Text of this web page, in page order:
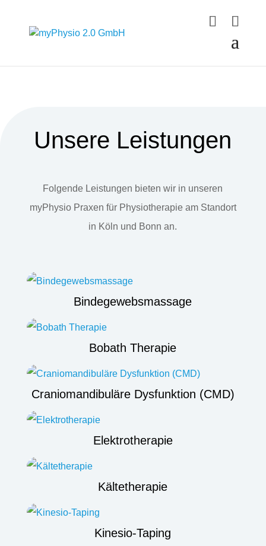
Unsere Leistungen
Folgende Leistungen bieten wir in unseren
myPhysio Praxen für Physiotherapie am Standort
in Köln und Bonn an.
Bindegewebsmassage
Bobath Therapie
Craniomandibuläre Dysfunktion (CMD)
Elektrotherapie
Kältetherapie
Kinesio-Taping